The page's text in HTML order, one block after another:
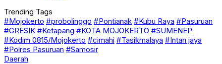
Trending Tags
#Mojokerto #probolinggo #Pontianak #Kubu Raya #Pasuruan
#GRESIK #Ketapang #KOTA MOJOKERTO #SUMENEP
#Kodim 0815/Mojokerto #cimahi #Tasikmalaya #Intan jaya
#Polres Pasuruan #Samosir
Daerah